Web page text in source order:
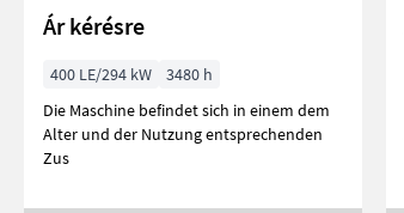
Ár kérésre
400 LE/294 kW
3480 h
Die Maschine befindet sich in einem dem
Alter und der Nutzung entsprechenden
Zus